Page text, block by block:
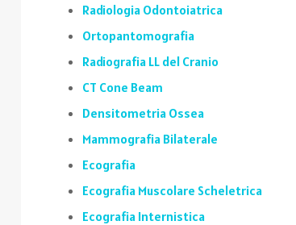
Radiologia Odontoiatrica
Ortopantomografia
Radiografia LL del Cranio
CT Cone Beam
Densitometria Ossea
Mammografia Bilaterale
Ecografia
Ecografia Muscolare Scheletrica
Ecografia Internistica